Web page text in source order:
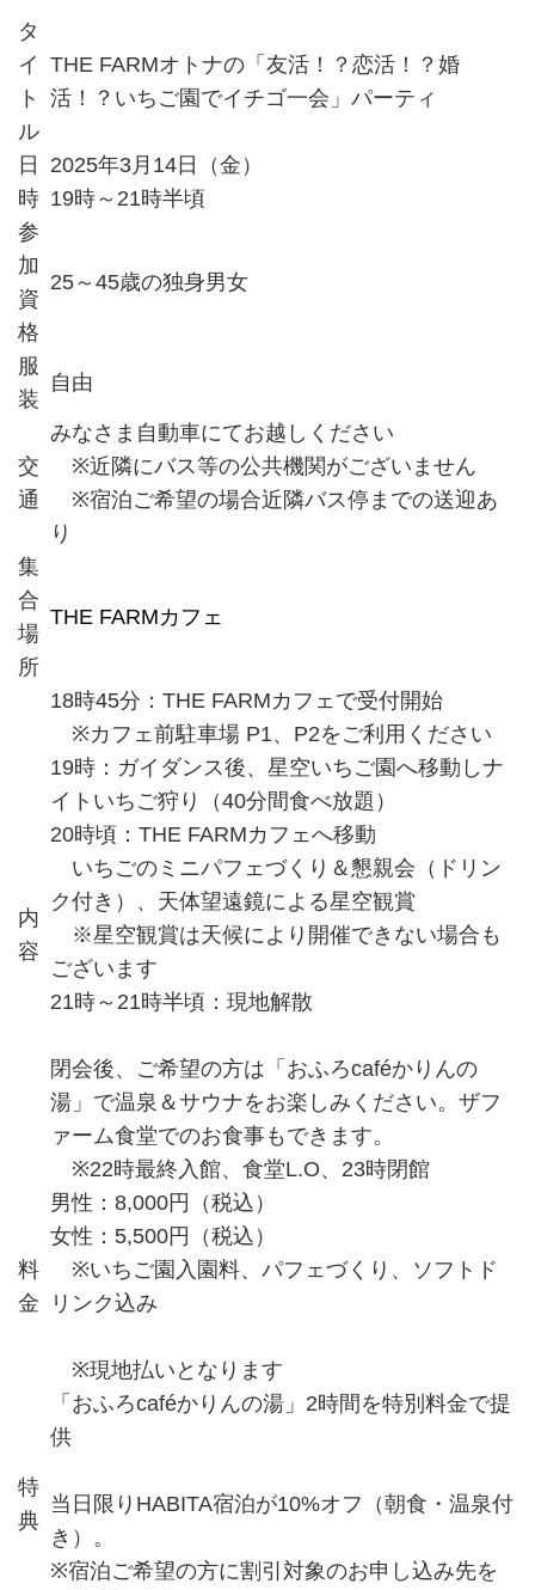
タ
イ
ト
ル
THE FARMオトナの「友活！？恋活！？婚
活！？いちご園でイチゴ一会」パーティ
日
時
2025年3月14日（金）
19時～21時半頃
参
加
資
格
25～45歳の独身男女
服
装
自由
交
通
みなさま自動車にてお越しください
※近隣にバス等の公共機関がございません
※宿泊ご希望の場合近隣バス停までの送迎あ
り
集
合
場
所
THE FARMカフェ
内
容
18時45分：THE FARMカフェで受付開始
※カフェ前駐車場 P1、P2をご利用ください
19時：ガイダンス後、星空いちご園へ移動しナ
イトいちご狩り（40分間食べ放題）
20時頃：THE FARMカフェへ移動
いちごのミニパフェづくり＆懇親会（ドリン
ク付き）、天体望遠鏡による星空観賞
※星空観賞は天候により開催できない場合も
ございます
21時～21時半頃：現地解散
閉会後、ご希望の方は「おふろcaféかりんの
湯」で温泉＆サウナをお楽しみください。ザフ
ァーム食堂でのお食事もできます。
※22時最終入館、食堂L.O、23時閉館
料
金
男性：8,000円（税込）
女性：5,500円（税込）
※いちご園入園料、パフェづくり、ソフトド
リンク込み
※現地払いとなります
特
典
「おふろcaféかりんの湯」2時間を特別料金で提
供
当日限りHABITA宿泊が10%オフ（朝食・温泉付
き）。
※宿泊ご希望の方に割引対象のお申し込み先を